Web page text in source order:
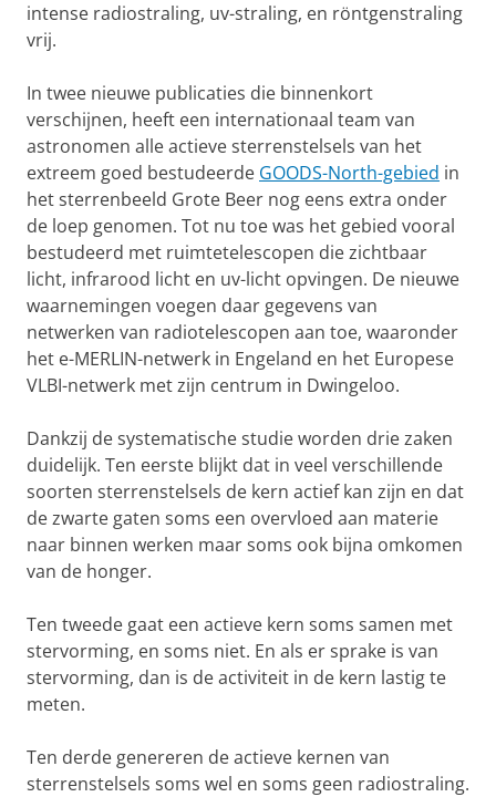
intense radiostraling, uv-straling, en röntgenstraling
vrij.
In twee nieuwe publicaties die binnenkort
verschijnen, heeft een internationaal team van
astronomen alle actieve sterrenstelsels van het
extreem goed bestudeerde GOODS-North-gebied in
het sterrenbeeld Grote Beer nog eens extra onder
de loep genomen. Tot nu toe was het gebied vooral
bestudeerd met ruimtetelescopen die zichtbaar
licht, infrarood licht en uv-licht opvingen. De nieuwe
waarnemingen voegen daar gegevens van
netwerken van radiotelescopen aan toe, waaronder
het e-MERLIN-netwerk in Engeland en het Europese
VLBI-netwerk met zijn centrum in Dwingeloo.
Dankzij de systematische studie worden drie zaken
duidelijk. Ten eerste blijkt dat in veel verschillende
soorten sterrenstelsels de kern actief kan zijn en dat
de zwarte gaten soms een overvloed aan materie
naar binnen werken maar soms ook bijna omkomen
van de honger.
Ten tweede gaat een actieve kern soms samen met
stervorming, en soms niet. En als er sprake is van
stervorming, dan is de activiteit in de kern lastig te
meten.
Ten derde genereren de actieve kernen van
sterrenstelsels soms wel en soms geen radiostraling.